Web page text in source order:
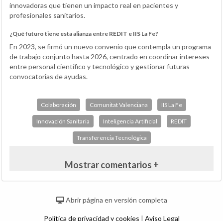
innovadoras que tienen un impacto real en pacientes y
profesionales sanitarios.
¿Qué futuro tiene esta alianza entre REDIT e IIS La Fe?
En 2023, se firmó un nuevo convenio que contempla un programa
de trabajo conjunto hasta 2026, centrado en coordinar intereses
entre personal científico y tecnológico y gestionar futuras
convocatorias de ayudas.
Colaboración Comunitat Valenciana IIS La Fe
Innovación Sanitaria Inteligencia Artificial REDIT
Transferencia Tecnológica
Mostrar comentarios +
Abrir página en versión completa
Política de privacidad y cookies | Aviso Legal